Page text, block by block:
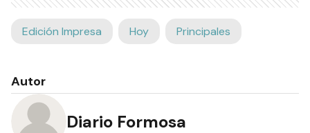
Edición Impresa Hoy Principales
Autor
Diario Formosa